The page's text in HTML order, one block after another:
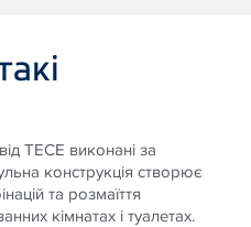
TECE виконані за
конструкція створює
та розмаїття
кімнатах і туалетах.